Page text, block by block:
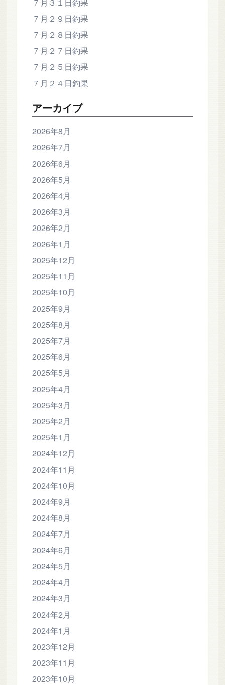
７月２９日釣果
７月２８日釣果
７月２７日釣果
７月２５日釣果
７月２４日釣果
アーカイブ
2026年8月
2026年7月
2026年6月
2026年5月
2026年4月
2026年3月
2026年2月
2026年1月
2025年12月
2025年11月
2025年10月
2025年9月
2025年8月
2025年7月
2025年6月
2025年5月
2025年4月
2025年3月
2025年2月
2025年1月
2024年12月
2024年11月
2024年10月
2024年9月
2024年8月
2024年7月
2024年6月
2024年5月
2024年4月
2024年3月
2024年2月
2024年1月
2023年12月
2023年11月
2023年10月